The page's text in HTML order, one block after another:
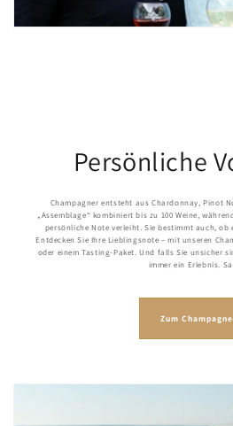
Persönliche
Champagner entsteht aus Chardonnay, Pinot
„Assemblage“ kombiniert bis zu 100 Weine,
persönliche Note verleiht. Sie bestimmt auch,
Entdecken Sie Ihre Lieblingsnote – mit unseren
oder einem Tasting-Paket. Und falls Sie unsicher
immer ein Erlebnis.
Zum